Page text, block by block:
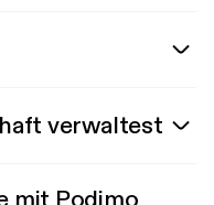
verwaltest